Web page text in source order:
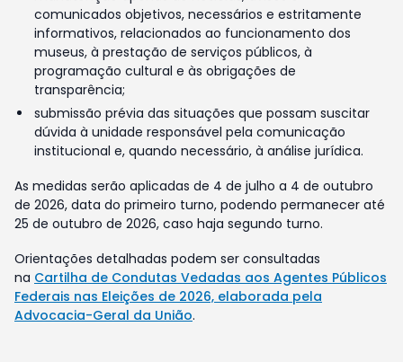
comunicados objetivos, necessários e estritamente
informativos, relacionados ao funcionamento dos
museus, à prestação de serviços públicos, à
programação cultural e às obrigações de
transparência;
submissão prévia das situações que possam suscitar
dúvida à unidade responsável pela comunicação
institucional e, quando necessário, à análise jurídica.
As medidas serão aplicadas de 4 de julho a 4 de outubro
de 2026, data do primeiro turno, podendo permanecer até
25 de outubro de 2026, caso haja segundo turno.
Orientações detalhadas podem ser consultadas
na Cartilha de Condutas Vedadas aos Agentes Públicos
Federais nas Eleições de 2026, elaborada pela
Advocacia-Geral da União.